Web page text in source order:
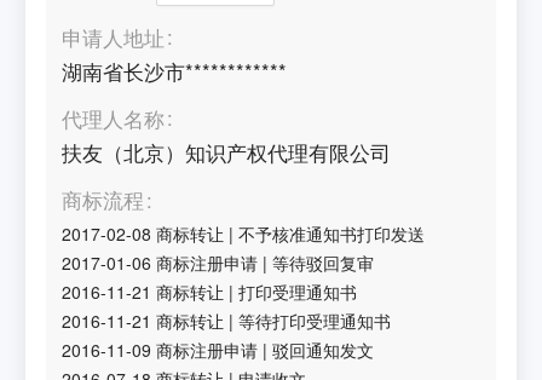
申请人地址
湖南省长沙市************
代理人名称
扶友（北京）知识产权代理有限公司
商标流程
2017-02-08 商标转让 |不予核准通知书打印发送
2017-01-06 商标注册申请 |等待驳回复审
2016-11-21 商标转让 |打印受理通知书
2016-11-21 商标转让 |等待打印受理通知书
2016-11-09 商标注册申请 |驳回通知发文